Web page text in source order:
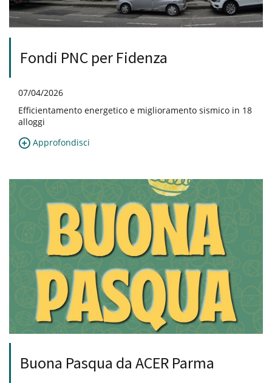
Fondi PNC per Fidenza
07/04/2026
Efficientamento energetico e miglioramento sismico in 18
alloggi
Approfondisci
Buona Pasqua da ACER Parma